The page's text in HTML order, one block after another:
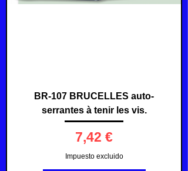
BR-107 BRUCELLES auto-
serrantes à tenir les vis.
Precio
7,42 €
Impuesto excluido